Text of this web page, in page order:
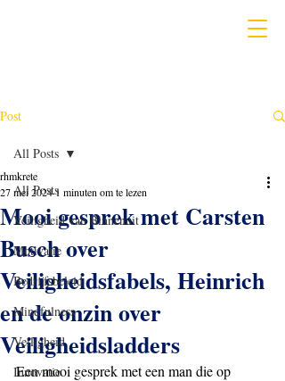
Post
All Posts
Veiligheid van Binnenuit
Motivatie
Bedrijfsbeleid
Mindfulness
Veiligheid
Innovatie
All Posts
Mooi gesprek met Carsten
Busch over
Veiligheidsfabels, Heinrich
en de onzin over
Veiligheidsladders
rhmkrete
27 mei 20241 minuten om te lezen
Een mooi gesprek met een man die op